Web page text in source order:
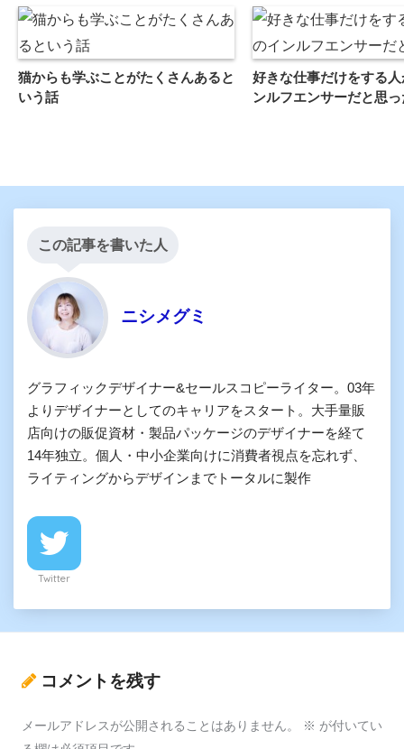
猫からも学ぶことがたくさんあると
いう話
好きな仕事だけをする
ンルフエンサーだと思
この記事を書いた人
ニシメグミ
グラフィックデザイナー&セールスコピーライター。03年
よりデザイナーとしてのキャリアをスタート。大手量販
店向けの販促資材・製品パッケージのデザイナーを経て
14年独立。個人・中小企業向けに消費者視点を忘れず、
ライティングからデザインまでトータルに製作
Twitter
コメントを残す
メールアドレスが公開されることはありません。 ※ が付いてい